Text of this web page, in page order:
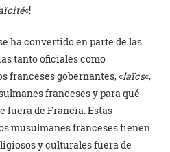
«!
ha convertido en parte de las
tanto oficiales como
franceses gobernantes, «laïcs«,
franceses y para qué
fuera de Francia. Estas
musulmanes franceses tienen
y culturales fuera de